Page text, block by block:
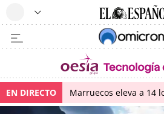
EN DIRECTO Marruecos eleva a 14